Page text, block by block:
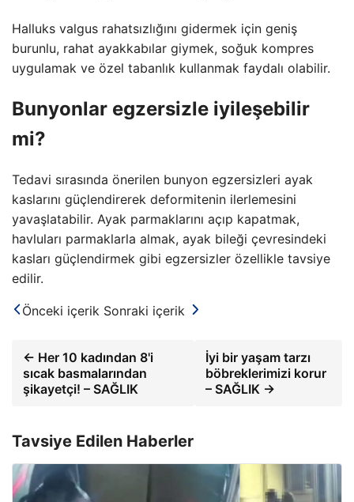
Halluks valgus rahatsızlığını gidermek için geniş
burunlu, rahat ayakkabılar giymek, soğuk kompres
uygulamak ve özel tabanlık kullanmak faydalı olabilir.
Bunyonlar egzersizle iyileşebilir
mi?
Tedavi sırasında önerilen bunyon egzersizleri ayak
kaslarını güçlendirerek deformitenin ilerlemesini
yavaşlatabilir. Ayak parmaklarını açıp kapatmak,
havluları parmaklarla almak, ayak bileği çevresindeki
kasları güçlendirmek gibi egzersizler özellikle tavsiye
edilir.
Önceki içerik Sonraki içerik
← Her 10 kadından 8'i
sıcak basmalarından
şikayetçi! – SAĞLIK
İyi bir yaşam tarzı
böbreklerimizi korur
– SAĞLIK →
Tavsiye Edilen Haberler